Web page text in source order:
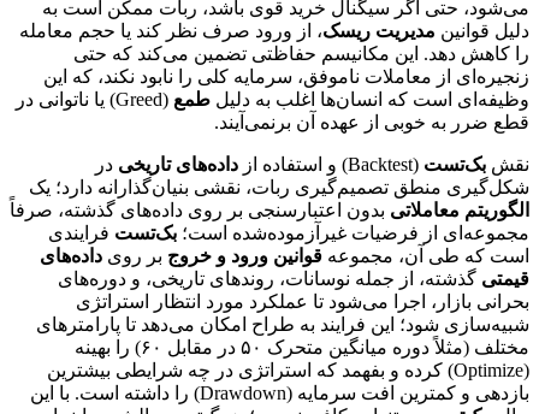
می‌شود، حتی اگر سیگنال خرید قوی باشد، ربات ممکن است به
دلیل قوانین مدیریت ریسک، از ورود صرف نظر کند یا حجم معامله
را کاهش دهد. این مکانیسم حفاظتی تضمین می‌کند که حتی
زنجیره‌ای از معاملات ناموفق، سرمایه کلی را نابود نکند، که این
وظیفه‌ای است که انسان‌ها اغلب به دلیل طمع
(Greed) یا ناتوانی در
قطع ضرر به خوبی از عهده آن برنمی‌آیند.
نقش بک‌تست (Backtest) و استفاده از داده‌های تاریخی در
شکل‌گیری منطق تصمیم‌گیری ربات، نقشی بنیان‌گذارانه دارد؛ یک
الگوریتم معاملاتی بدون اعتبارسنجی بر روی داده‌های گذشته، صرفاً
مجموعه‌ای از فرضیات غیرآزموده‌شده است؛ بک‌تست فرایندی
است که طی آن، مجموعه قوانین ورود و خروج بر روی داده‌های
قیمتی گذشته، از جمله نوسانات، روندهای تاریخی، و دوره‌های
بحرانی بازار، اجرا می‌شود تا عملکرد مورد انتظار استراتژی
شبیه‌سازی شود؛ این فرایند به طراح امکان می‌دهد تا پارامترهای
مختلف (مثلاً دوره میانگین متحرک ۵۰ در مقابل ۶۰) را بهینه
(Optimize) کرده و بفهمد که استراتژی در چه شرایطی بیشترین
بازدهی و کمترین افت سرمایه (Drawdown) را داشته است. با این